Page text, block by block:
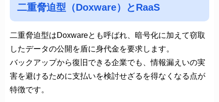
二重脅迫型（Doxware）とRaaS
二重脅迫型はDoxwareとも呼ばれ、暗号化に加えて窃取
したデータの公開を盾に身代金を要求します。
バックアップから復旧できる企業でも、情報漏えいの実
害を避けるために支払いを検討せざるを得なくなる点が
特徴です。